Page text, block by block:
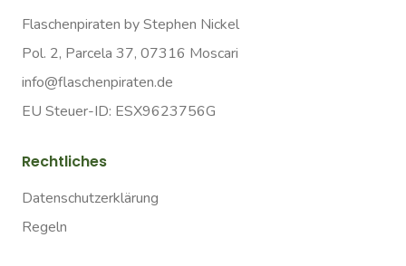
Flaschenpiraten by Stephen Nickel
Pol. 2, Parcela 37, 07316 Moscari
info@flaschenpiraten.de
EU Steuer-ID: ESX9623756G
Rechtliches
Datenschutzerklärung
Regeln